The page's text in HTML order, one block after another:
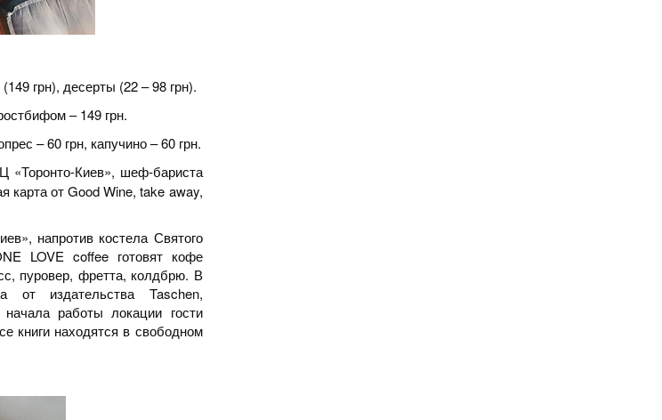
грн), десерты (22 – 98 грн).
– 149 грн.
– 60 грн, капучино – 60 грн.
«Торонто-Киев», шеф-бариста
от Good Wine, take away,
напротив костела Святого
LOVE coffee готовят кофе
пуровер, фретта, колдбрю. В
от издательства Taschen,
работы локации гости
книги находятся в свободном